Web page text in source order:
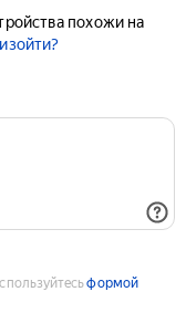
похожи на
формой